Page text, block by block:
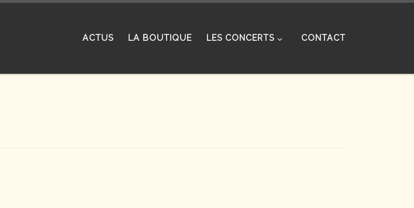
ACTUS LA BOUTIQUE LES CONCERTS CONTACT